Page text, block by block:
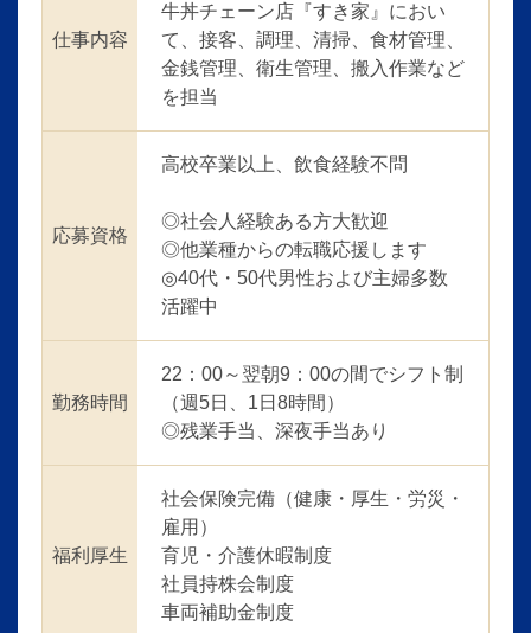
仕事内容
牛丼チェーン店『すき家』におい
て、接客、調理、清掃、食材管理、
金銭管理、衛生管理、搬入作業など
を担当
応募資格
高校卒業以上、飲食経験不問
◎社会人経験ある方大歓迎
◎他業種からの転職応援します
◎40代・50代男性および主婦多数
活躍中
勤務時間
22：00～翌朝9：00の間でシフト制
（週5日、1日8時間）
◎残業手当、深夜手当あり
福利厚生
社会保険完備（健康・厚生・労災・
雇用）
育児・介護休暇制度
社員持株会制度
車両補助金制度